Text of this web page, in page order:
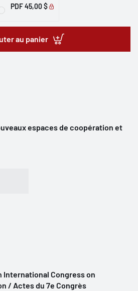
PDF45,00 $
au panier
espaces de coopération et
Congress on
/ Actes du 7e Congrès